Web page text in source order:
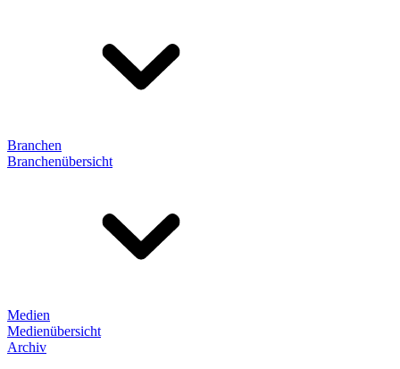
Branchen
Branchenübersicht
Medien
Medienübersicht
Archiv